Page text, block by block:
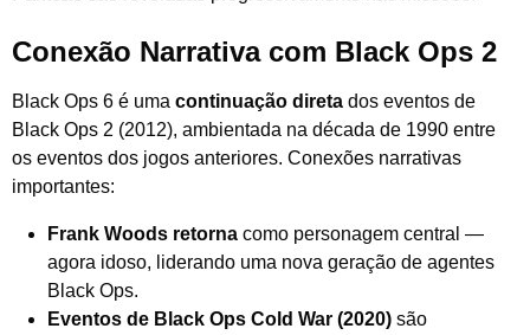
Conexão Narrativa com Black Ops 2
Black Ops 6 é uma continuação direta dos eventos de
Black Ops 2 (2012), ambientada na década de 1990 entre
os eventos dos jogos anteriores. Conexões narrativas
importantes:
Frank Woods retorna como personagem central —
agora idoso, liderando uma nova geração de agentes
Black Ops.
Eventos de Black Ops Cold War (2020) são